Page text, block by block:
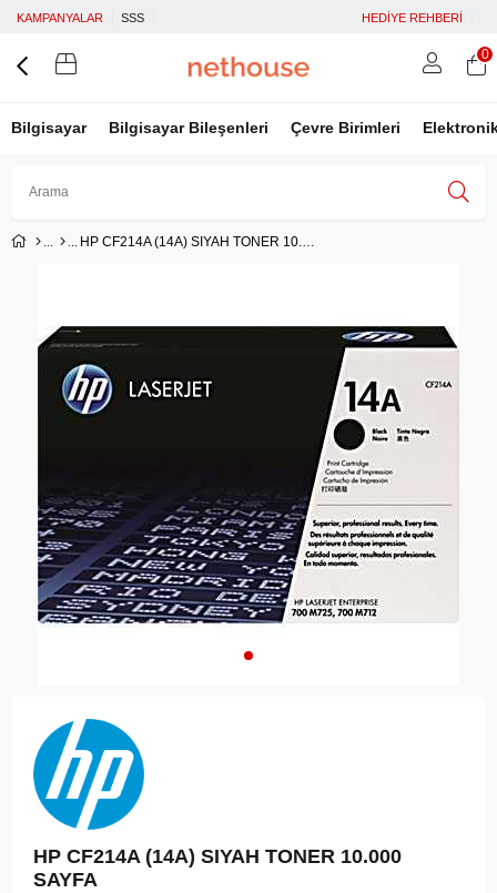
KAMPANYALAR SSS HEDİYE REHBERİ
Bilgisayar Bilgisayar Bileşenleri Çevre Birimleri
Üye Girişi Üye Ol
0
HP CF214A (14A) SIYAH TONER 10.000 SAYFA
HP CF214A (14A) SIYAH TONER 10.000
SAYFA